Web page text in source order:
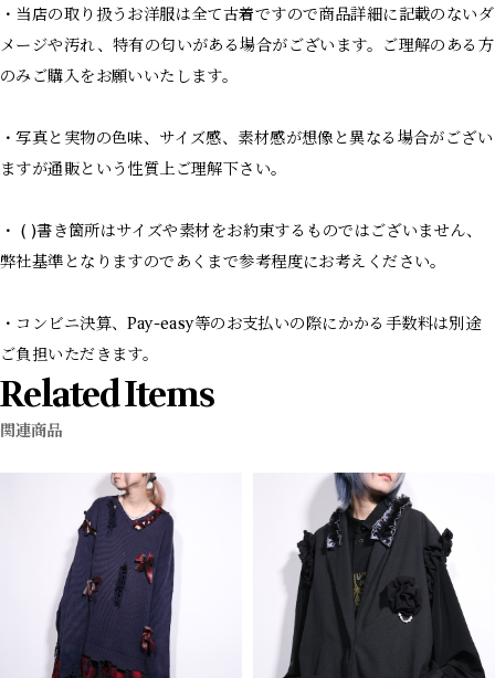
・当店の取り扱うお洋服は全て古着ですので商品詳細に記載のないダ
メージや汚れ、特有の匂いがある場合がございます。ご理解のある方
のみご購入をお願いいたします。
・写真と実物の色味、サイズ感、素材感が想像と異なる場合がござい
ますが通販という性質上ご理解下さい。
・ ( )書き箇所はサイズや素材をお約束するものではございません、
弊社基準となりますのであくまで参考程度にお考えください。
・コンビニ決算、Pay-easy等のお支払いの際にかかる手数料は別途
ご負担いただきます。
Related Items
関連商品